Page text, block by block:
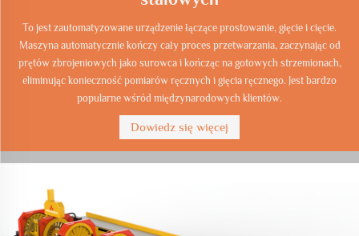
To jest zautomatyzowane urządzenie łączące prostowanie, gięcie i cięcie.
Maszyna automatycznie kończy cały proces przetwarzania, zaczynając od
prętów zbrojeniowych jako surowca i kończąc na gotowych strzemionach,
eliminując konieczność pomiarów ręcznych i gięcia ręcznego. Jest bardzo
popularne wśród międzynarodowych klientów.
Dowiedz się więcej